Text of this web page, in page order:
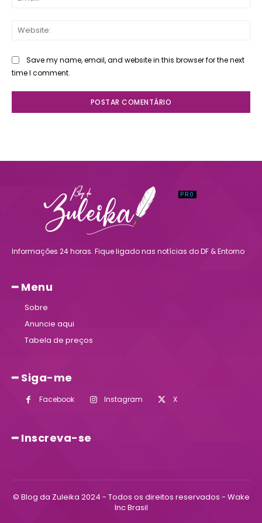
Save my name, email, and website in this browser for the next
time I comment.
Informações 24 horas. Fique ligado nas notícias do DF & Entorno
━ Menu
Sobre
Anuncie aqui
Tabela de preços
━ Siga-me
Facebook Instagram X
━ Inscreva-se
© Blog da Zuleika 2024 - Todos os direitos reservados - Wake
Inc Brasil